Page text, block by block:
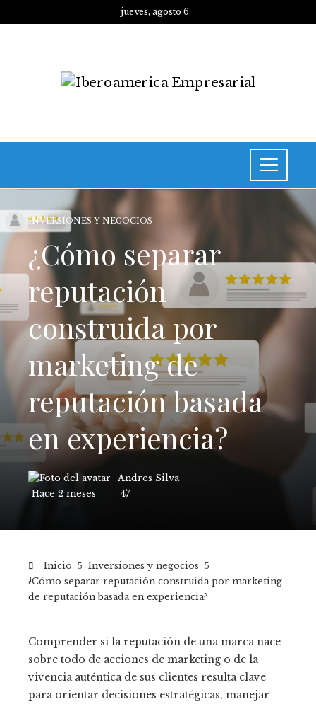
jueves, agosto 6
INVERSIONES Y NEGOCIOS
¿Cómo separar
reputación
construida por
marketing de
reputación basada
en experiencia?
Andres Silva
Hace 2 meses
47
Inicio
Inversiones y negocios
¿Cómo separar reputación construida por marketing
de reputación basada en experiencia?
Comprender si la reputación de una marca nace
sobre todo de acciones de marketing o de la
vivencia auténtica de sus clientes resulta clave
para orientar decisiones estratégicas, manejar